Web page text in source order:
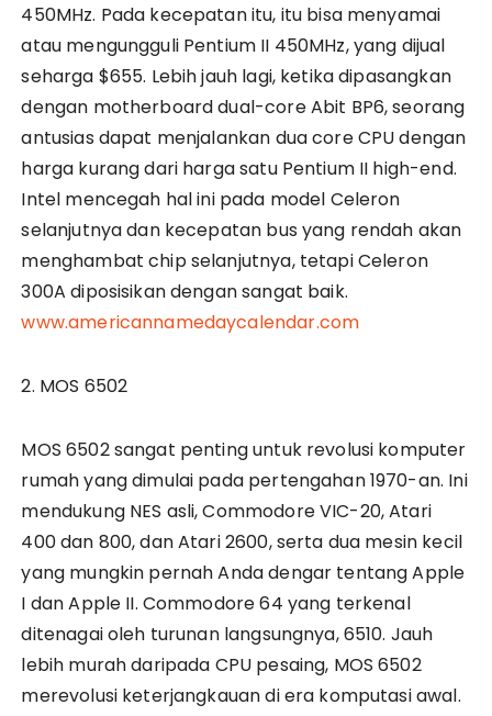
450MHz. Pada kecepatan itu, itu bisa menyamai
atau mengungguli Pentium II 450MHz, yang dijual
seharga $655. Lebih jauh lagi, ketika dipasangkan
dengan motherboard dual-core Abit BP6, seorang
antusias dapat menjalankan dua core CPU dengan
harga kurang dari harga satu Pentium II high-end.
Intel mencegah hal ini pada model Celeron
selanjutnya dan kecepatan bus yang rendah akan
menghambat chip selanjutnya, tetapi Celeron
300A diposisikan dengan sangat baik.
www.americannamedaycalendar.com
2. MOS 6502
MOS 6502 sangat penting untuk revolusi komputer
rumah yang dimulai pada pertengahan 1970-an. Ini
mendukung NES asli, Commodore VIC-20, Atari
400 dan 800, dan Atari 2600, serta dua mesin kecil
yang mungkin pernah Anda dengar tentang Apple
I dan Apple II. Commodore 64 yang terkenal
ditenagai oleh turunan langsungnya, 6510. Jauh
lebih murah daripada CPU pesaing, MOS 6502
merevolusi keterjangkauan di era komputasi awal.